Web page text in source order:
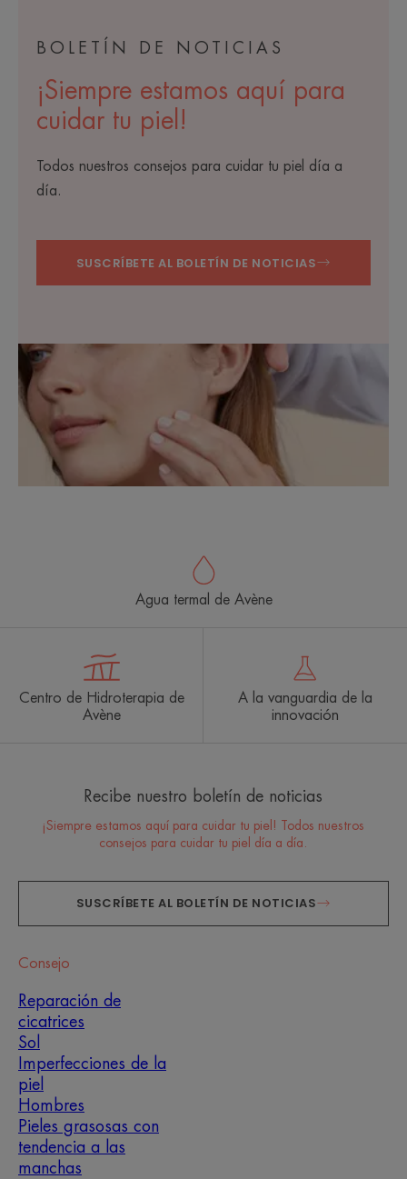
BOLETÍN DE NOTICIAS
¡Siempre estamos aquí para
cuidar tu piel!
Todos nuestros consejos para cuidar tu piel día a
día.
SUSCRÍBETE AL BOLETÍN DE NOTICIAS
Agua termal de Avène
Centro de Hidroterapia de
Avène
A la vanguardia de la
innovación
Recibe nuestro boletín de noticias
¡Siempre estamos aquí para cuidar tu piel! Todos nuestros
consejos para cuidar tu piel día a día.
SUSCRÍBETE AL BOLETÍN DE NOTICIAS
Consejo
Reparación de
cicatrices
Sol
Imperfecciones de la
piel
Hombres
Pieles grasosas con
tendencia a las
manchas